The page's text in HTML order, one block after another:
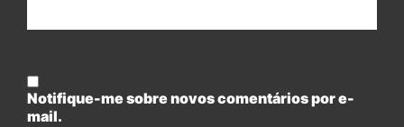
Notifique-me sobre novos comentários por e-
mail.